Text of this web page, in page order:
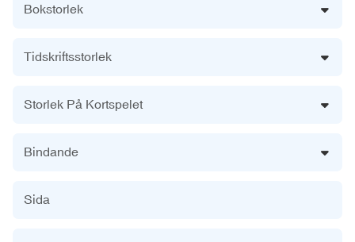
Bokstorlek
Tidskriftsstorlek
Storlek På Kortspelet
Bindande
Sida